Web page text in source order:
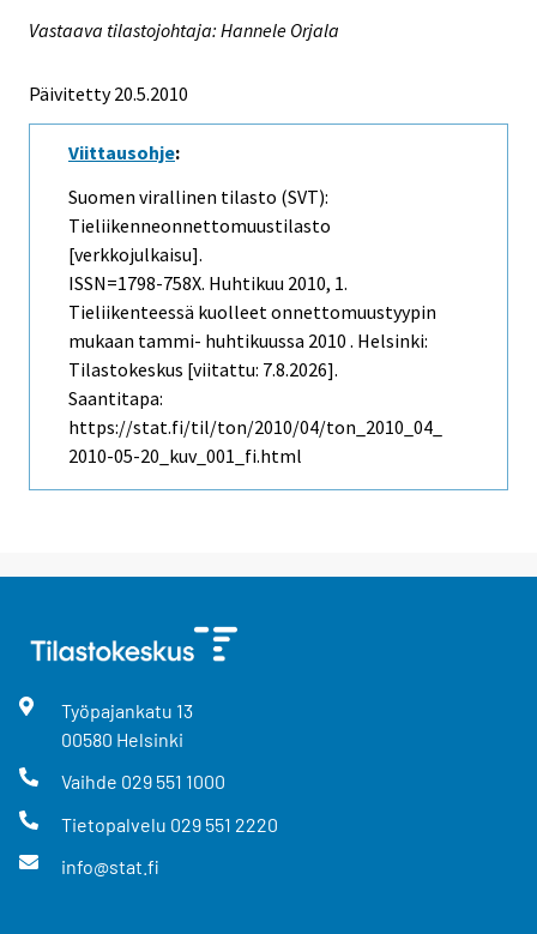
Vastaava tilastojohtaja: Hannele Orjala
Päivitetty 20.5.2010
Viittausohje:
Suomen virallinen tilasto (SVT):
Tieliikenneonnettomuustilasto
[verkkojulkaisu].
ISSN=1798-758X. Huhtikuu 2010, 1.
Tieliikenteessä kuolleet onnettomuustyypin
mukaan tammi- huhtikuussa 2010 . Helsinki:
Tilastokeskus [viitattu: 7.8.2026].
Saantitapa:
https://stat.fi/til/ton/2010/04/ton_2010_04_
2010-05-20_kuv_001_fi.html
Työpajankatu 13
00580 Helsinki
Vaihde 029 551 1000
Tietopalvelu 029 551 2220
info@stat.fi